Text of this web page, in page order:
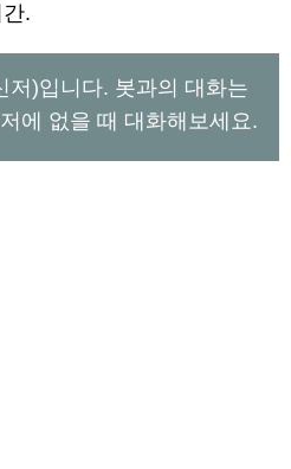
.
저)입니다. 봇과의 대화는
에 없을 때 대화해보세요.